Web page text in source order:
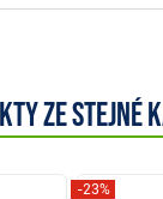
ze stejné
-23%